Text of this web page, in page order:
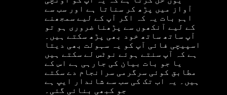
آواز میں پڑھ کر سناتا ہے اور سب سے
اہم بات یہ کہ اگر آپ کے لیے سمجھنے
کے لیے آنکھوں سے پڑھنا ضروری ہو تو
آپ ساتھ ساتھ خود بھی پڑھ سکتے ہیں۔
اسپیچی فائی آپ کو یہ سہولت بھی دیتا
ہے کہ آپ سنتے ہوئے نوٹس لے سکتے ہیں
یا جو بات بیان کی جارہی ہے اس کے
مطابق کوئی سرگرمی سرانجام دے سکتے
ہیں۔ یہ اب تک کی سب سے شاندار ایپ ہے
جو کبھی بنائی گئی۔